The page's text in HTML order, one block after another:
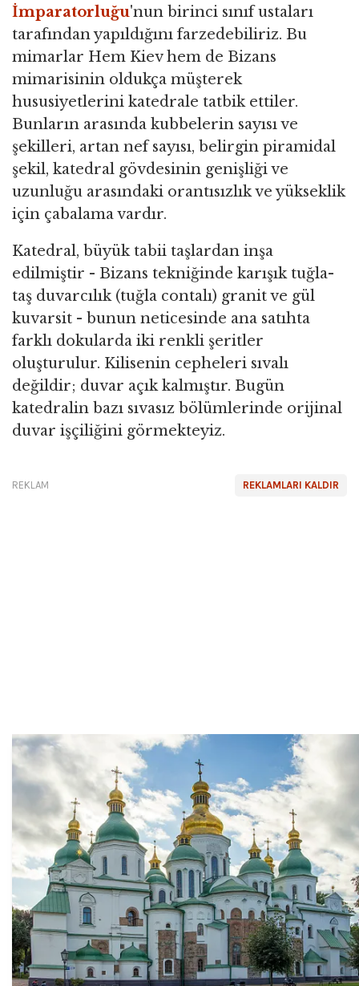
İmparatorluğu'nun birinci sınıf ustaları
tarafından yapıldığını farzedebiliriz. Bu
mimarlar Hem Kiev hem de Bizans
mimarisinin oldukça müşterek
hususiyetlerini katedrale tatbik ettiler.
Bunların arasında kubbelerin sayısı ve
şekilleri, artan nef sayısı, belirgin piramidal
şekil, katedral gövdesinin genişliği ve
uzunluğu arasındaki orantısızlık ve yükseklik
için çabalama vardır.
Katedral, büyük tabii taşlardan inşa
edilmiştir - Bizans tekniğinde karışık tuğla-
taş duvarcılık (tuğla contalı) granit ve gül
kuvarsit - bunun neticesinde ana satıhta
farklı dokularda iki renkli şeritler
oluşturulur. Kilisenin cepheleri sıvalı
değildir; duvar açık kalmıştır. Bugün
katedralin bazı sıvasız bölümlerinde orijinal
duvar işçiliğini görmekteyiz.
REKLAMLARI KALDIR
REKLAM